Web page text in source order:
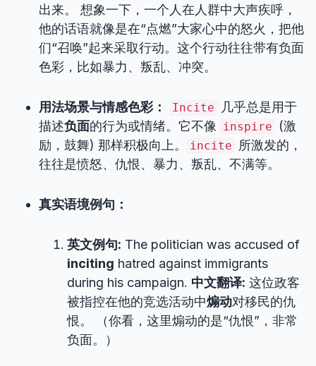
出来。 想象一下，一个人在人群中大声疾呼，
他的话语就像是在“点燃”大家心中的怒火，把他
们“召唤”起来采取行动。这个行动往往带有负面
色彩，比如暴力、叛乱、冲突。
用法场景与情感色彩： Incite
几乎总是用于
描述负面的行为或情绪。它不像 inspire
(激
励，鼓舞) 那样积极向上。
incite
所激发的，
往往是愤怒、仇恨、暴力、叛乱、不满等。
真实语境例句：
英文例句: The politician was accused of
inciting hatred against immigrants
during his campaign. 中文翻译: 这位政客
被指控在他的竞选活动中煽动对移民的仇
恨。 （你看，这里煽动的是“仇恨”，非常
负面。）